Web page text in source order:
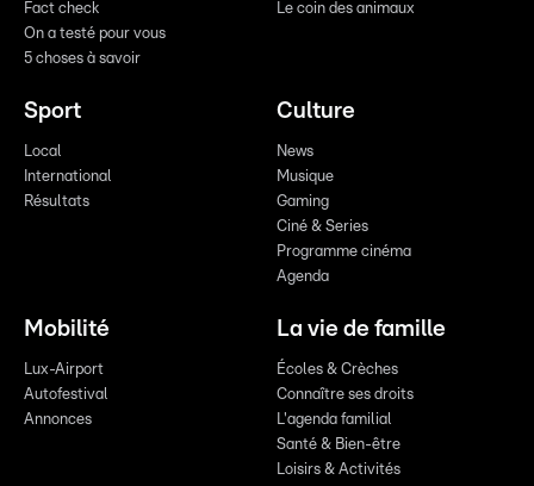
Fact check
On a testé pour vous
5 choses à savoir
Le coin des animaux
Sport
Local
International
Résultats
Culture
News
Musique
Gaming
Ciné & Series
Programme cinéma
Agenda
Mobilité
Lux-Airport
Autofestival
Annonces
La vie de famille
Écoles & Crèches
Connaître ses droits
L'agenda familial
Santé & Bien-être
Loisirs & Activités